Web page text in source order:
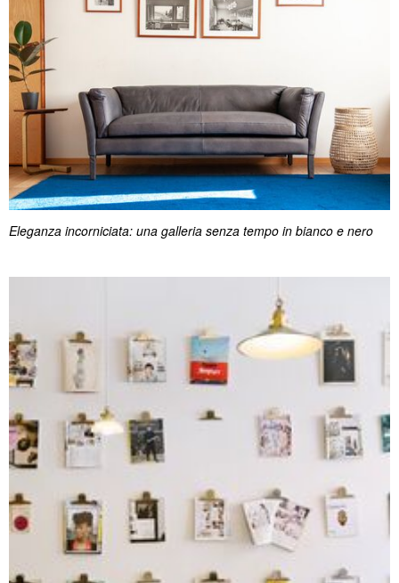
Eleganza incorniciata: una galleria senza tempo in bianco e nero